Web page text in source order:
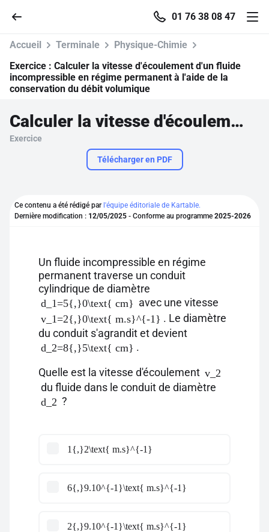
01 76 38 08 47
Pour profiter de 10 contenus offerts.
Accueil Terminale
Physique-Chimie
Exercice : Calculer la vitesse d'écoulement d'un fluide
incompressible en régime permanent à l'aide de la
conservation du débit volumique
Calculer la vitesse d'écoulement d'un fluide incompressible en régime permanent à l'aide de la conservation du débit volumique
Exercice
Télécharger en PDF
Ce contenu a été rédigé par l'équipe éditoriale de Kartable.
Dernière modification : 12/05/2025 - Conforme au programme 2025-2026
Un fluide incompressible en régime
permanent traverse un conduit
cylindrique de diamètre
d_1=5{,}0\text{ cm} avec une vitesse
v_1=2{,}0\text{ m.s}^{-1} . Le diamètre
du conduit s'agrandit et devient
d_2=8{,}5\text{ cm} .
Quelle est la vitesse d'écoulement v_2
du fluide dans le conduit de diamètre
d_2 ?
1{,}2\text{ m.s}^{-1}
6{,}9.10^{-1}\text{ m.s}^{-1}
2{,}9.10^{-1}\text{ m.s}^{-1}